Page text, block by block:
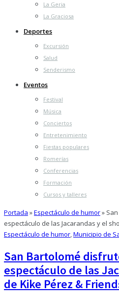
La Geria
La Graciosa
Deportes
Excursión
Salud
Senderismo
Eventos
Festival
Música
Conciertos
Entretenimiento
Fiestas populares
Romerías
Conferencias
Formación
Cursos y talleres
Portada »Espectáculo de humor»
espectáculo de las Jacarandas y el
Espectáculo de humor,Municipio de
San Bartolomé
espectáculo de las
de Kike Pérez &